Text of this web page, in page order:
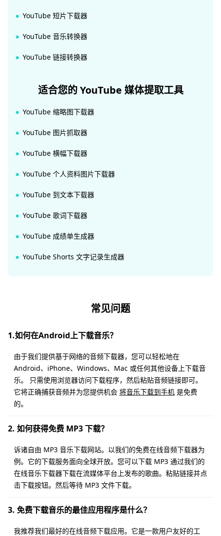
YouTube 短片下载器
YouTube 音乐转换器
YouTube 链接转换器
适合您的 YouTube 媒体提取工具
YouTube 缩略图下载器
YouTube 图片抓取器
YouTube 横幅下载器
YouTube 个人资料图片下载器
YouTube 到文本下载器
YouTube 歌词下载器
YouTube 成绩单生成器
YouTube Shorts 文字记录生成器
常见问题
1.如何在Android上下载音乐？
由于我们提供基于网络的音频下载器，您可以轻松地在
Android、iPhone、Windows、Mac 或任何其他设备上下载音
乐。 只需使用浏览器访问下载程序，然后粘贴音频链接即可。
它将正确捕获音频并为您提供机会 将音乐下载到手机 是免费
的。
2. 如何获得免费 MP3 下载？
诉诸自由 MP3 音乐下载网站。以我们的免费在线音频下载器为
例。它的下载服务面向全球开放。您可以下载 MP3 通过我们的
在线音乐下载器下载在流媒体平台上发布的歌曲。粘贴链接并点
击下载按钮。然后等待 MP3 文件下载。
3. 免费下载音乐的最佳应用程序是什么？
我推荐我们最好的在线音频下载应用。它是一款用户友好的工